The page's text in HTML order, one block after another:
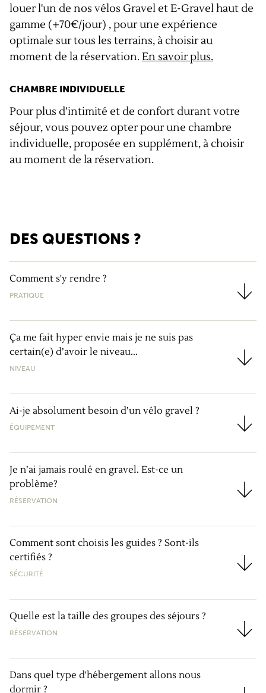
louer l'un de nos vélos Gravel et E-Gravel haut de
gamme (+70€/jour) , pour une expérience
optimale sur tous les terrains, à choisir au
moment de la réservation.En savoir plus.
CHAMBRE INDIVIDUELLE
Pour plus d’intimité et de confort durant votre
séjour, vous pouvez opter pour une chambre
individuelle, proposée en supplément, à choisir
au moment de la réservation.
DES QUESTIONS ?
Comment s'y rendre ?
Comment s'y rendre ?
PRATIQUE
Ça me fait hyper envie mais je ne suis pas certain(e)
Ça me fait hyper envie mais je ne suis pas
certain(e) d’avoir le niveau...
NIVEAU
Ai-je absolument besoin d’un vélo gravel ?
Ai-je absolument besoin d’un vélo gravel ?
ÉQUIPEMENT
Je n’ai jamais roulé en gravel. Est-ce un problème?
Je n’ai jamais roulé en gravel. Est-ce un
problème?
RÉSERVATION
Comment sont choisis les guides ? Sont-ils certifiés
Comment sont choisis les guides ? Sont-ils
certifiés ?
SÉCURITÉ
Quelle est la taille des groupes des séjours ?
Quelle est la taille des groupes des séjours ?
RÉSERVATION
Dans quel type d'hébergement allons nous
dormir ?